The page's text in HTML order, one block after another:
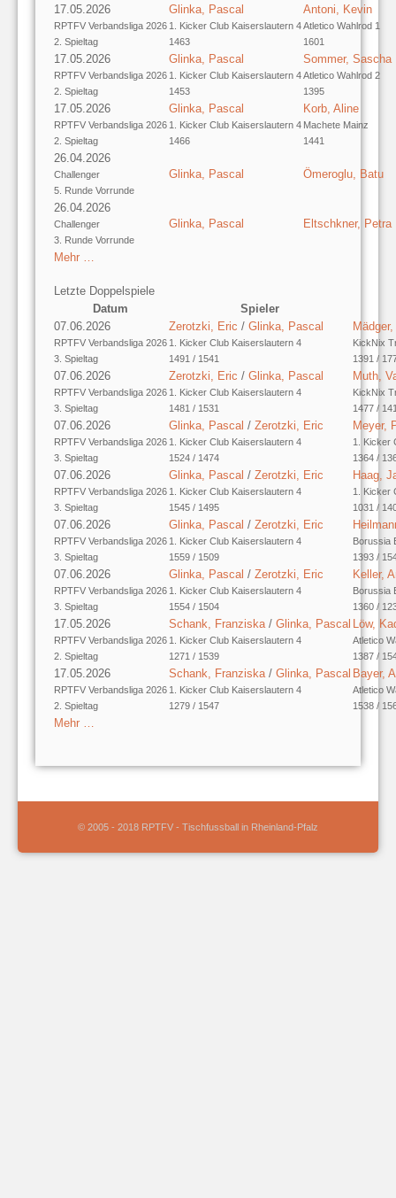
17.05.2026
RPTFV Verbandsliga 2026
2. Spieltag
Glinka, Pascal
1. Kicker Club Kaiserslautern 4
1463
Antoni, Kevin
Atletico Wahlrod 1
1601
17.05.2026
RPTFV Verbandsliga 2026
2. Spieltag
Glinka, Pascal
1. Kicker Club Kaiserslautern 4
1453
Sommer, Sascha
Atletico Wahlrod 2
1395
17.05.2026
RPTFV Verbandsliga 2026
2. Spieltag
Glinka, Pascal
1. Kicker Club Kaiserslautern 4
1466
Korb, Aline
Machete Mainz
1441
26.04.2026
Challenger
5. Runde Vorrunde
Glinka, Pascal Ömeroglu, Batu
26.04.2026
Challenger
3. Runde Vorrunde
Glinka, Pascal Eltschkner, Petra
Mehr …
Letzte Doppelspiele
Datum
Spieler
07.06.2026
RPTFV Verbandsliga 2026
3. Spieltag
Zerotzki, Eric / Glinka, Pascal
1. Kicker Club Kaiserslautern 4
1491 / 1541
KickNix
1391 /
07.06.2026
RPTFV Verbandsliga 2026
3. Spieltag
Zerotzki, Eric / Glinka, Pascal
1. Kicker Club Kaiserslautern 4
1481 / 1531
Muth,
KickNix
1477 /
07.06.2026
RPTFV Verbandsliga 2026
3. Spieltag
Glinka, Pascal / Zerotzki, Eric
1. Kicker Club Kaiserslautern 4
1524 / 1474
Meyer,
1. Kicker
1364 /
07.06.2026
RPTFV Verbandsliga 2026
3. Spieltag
Glinka, Pascal / Zerotzki, Eric
1. Kicker Club Kaiserslautern 4
1545 / 1495
Haag,
1. Kicker
1031 /
07.06.2026
RPTFV Verbandsliga 2026
3. Spieltag
Glinka, Pascal / Zerotzki, Eric
1. Kicker Club Kaiserslautern 4
1559 / 1509
Borussia
1393 /
07.06.2026
RPTFV Verbandsliga 2026
3. Spieltag
Glinka, Pascal / Zerotzki, Eric
1. Kicker Club Kaiserslautern 4
1554 / 1504
Keller,
Borussia
1360 /
17.05.2026
RPTFV Verbandsliga 2026
2. Spieltag
Schank, Franziska / Glinka, Pascal
1. Kicker Club Kaiserslautern 4
1271 / 1539
Löw,
Atletico
1387 /
17.05.2026
RPTFV Verbandsliga 2026
2. Spieltag
Schank, Franziska / Glinka, Pascal
1. Kicker Club Kaiserslautern 4
1279 / 1547
Bayer,
Atletico
1538 /
Mehr …
© 2005 - 2018 RPTFV - Tischfussball in Rheinland-Pfalz